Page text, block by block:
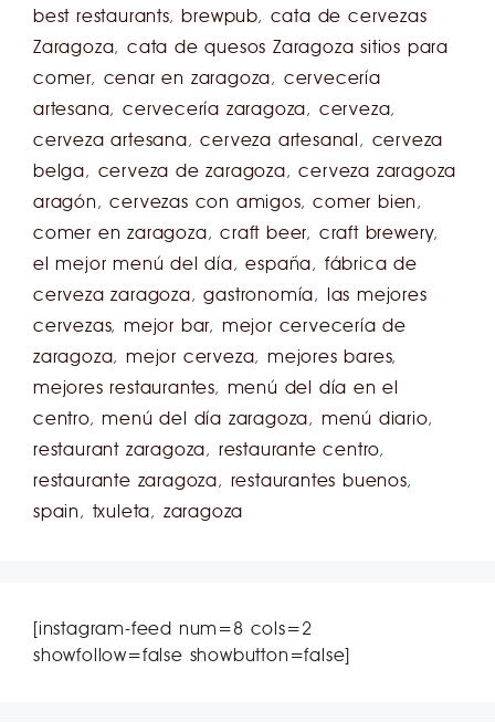
best restaurants,brewpub, cata de cervezas
Zaragoza,cata de quesos Zaragoza sitios para
comer, cenar en zaragoza, cervecería
artesana,cervecería zaragoza, cerveza,
cerveza artesana,cerveza artesanal, cerveza
belga, cerveza de zaragoza,cerveza zaragoza
aragón,cervezas con amigos,comer bien,
comer en zaragoza,craft beer, craft brewery,
el mejor menú del día,españa, fábrica de
cerveza zaragoza,gastronomía, las mejores
cervezas,mejor bar, mejor cervecería de
zaragoza,mejor cerveza,mejores bares,
mejores restaurantes, menú del día en el
centro,menú del día zaragoza, menú diario,
restaurant zaragoza, restaurante centro,
restaurante zaragoza, restaurantes buenos,
spain, txuleta, zaragoza
[instagram-feed num=8 cols=2
showfollow=false showbutton=false]